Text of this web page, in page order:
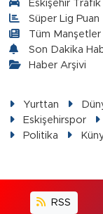
Eskişehir Trafik
Süper Lig
Tüm Manşetler
Son Dakika
Haber Arşivi
Yurttan
Eskişehirspor
Politika
RSS